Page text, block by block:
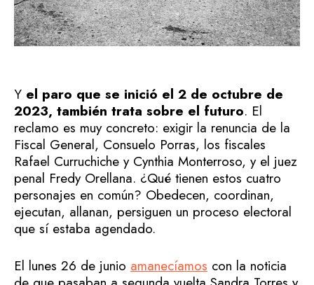
Y el paro que se inició el 2 de octubre de
2023, también trata sobre el futuro. El
reclamo es muy concreto: exigir la renuncia de la
Fiscal General, Consuelo Porras, los fiscales
Rafael Curruchiche y Cynthia Monterroso, y el juez
penal Fredy Orellana. ¿Qué tienen estos cuatro
personajes en común? Obedecen, coordinan,
ejecutan, allanan, persiguen un proceso electoral
que sí estaba agendado.
El lunes 26 de junio amanecíamos con la noticia